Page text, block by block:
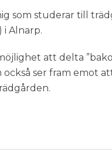
som studerar till
i Alnarp.
att delta
ser fram emot